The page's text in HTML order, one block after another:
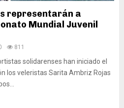
representarán a
Mundial Juvenil
811
solidarenses han iniciado el
los veleristas Sarita Ambriz Rojas